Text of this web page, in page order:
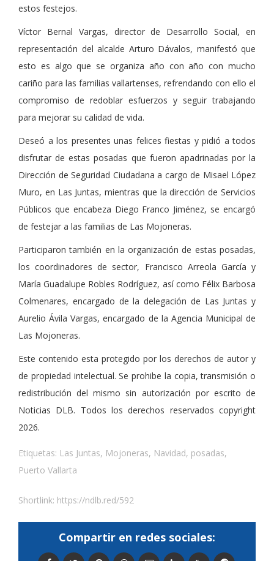
estos festejos.
Víctor Bernal Vargas, director de Desarrollo Social, en
representación del alcalde Arturo Dávalos, manifestó que
esto es algo que se organiza año con año con mucho
cariño para las familias vallartenses, refrendando con ello el
compromiso de redoblar esfuerzos y seguir trabajando
para mejorar su calidad de vida.
Deseó a los presentes unas felices fiestas y pidió a todos
disfrutar de estas posadas que fueron apadrinadas por la
Dirección de Seguridad Ciudadana a cargo de Misael López
Muro, en Las Juntas, mientras que la dirección de Servicios
Públicos que encabeza Diego Franco Jiménez, se encargó
de festejar a las familias de Las Mojoneras.
Participaron también en la organización de estas posadas,
los coordinadores de sector, Francisco Arreola García y
María Guadalupe Robles Rodríguez, así como Félix Barbosa
Colmenares, encargado de la delegación de Las Juntas y
Aurelio Ávila Vargas, encargado de la Agencia Municipal de
Las Mojoneras.
Este contenido esta protegido por los derechos de autor y
de propiedad intelectual. Se prohibe la copia, transmisión o
redistribución del mismo sin autorización por escrito de
Noticias DLB. Todos los derechos reservados copyright
2026.
Etiquetas: Las Juntas, Mojoneras, Navidad, posadas,
Puerto Vallarta
Shortlink: https://ndlb.red/592
Compartir en redes sociales: